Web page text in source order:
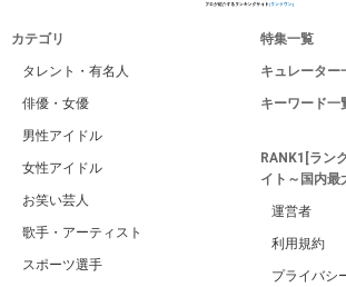
カテゴリ
タレント・有名人
俳優・女優
男性アイドル
女性アイドル
お笑い芸人
歌手・アーティスト
スポーツ選手
特集一覧
キュレーター
キーワード一
RANK1[ラン
イト～国内最
運営者
利用規約
プライバシ